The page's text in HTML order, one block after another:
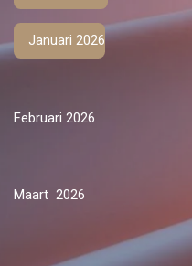
Januari 2026
Februari 2026
Maart 2026